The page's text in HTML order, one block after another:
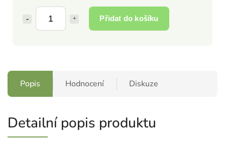
Přidat do košíku
Popis Hodnocení Diskuze
Detailní popis produktu